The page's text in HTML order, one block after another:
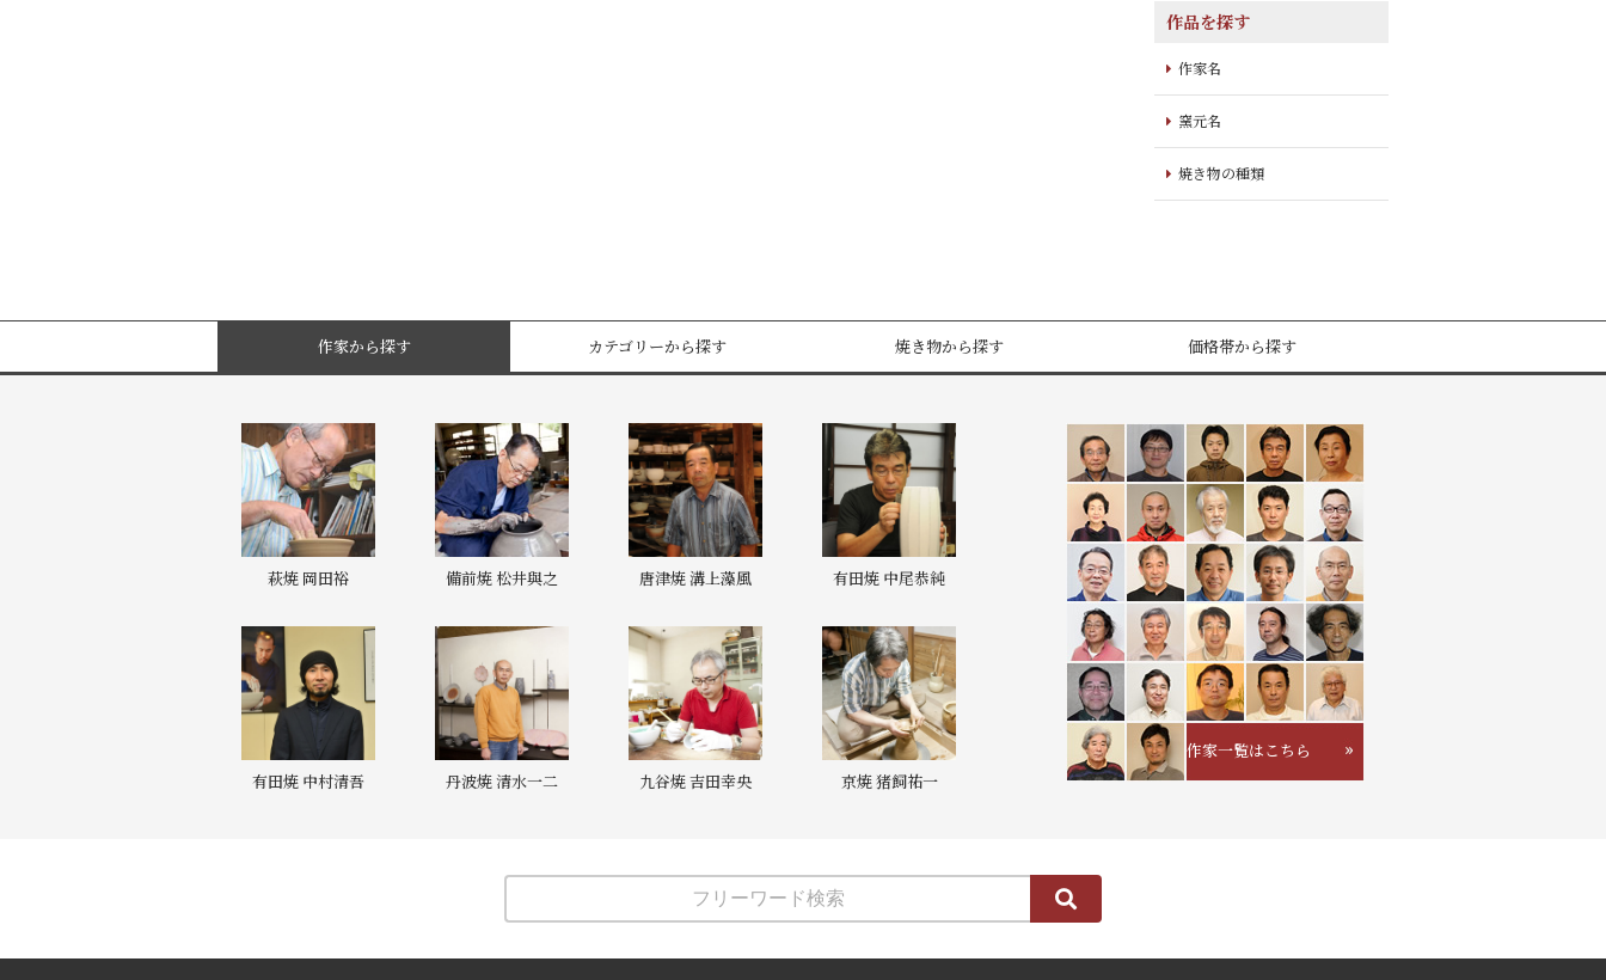
作品を探す
作家名
窯元名
焼き物の種類
作家から探す カテゴリーから探す 焼き物から探す 価格帯から探す
萩焼 岡田裕 備前焼 松井與之 唐津焼 溝上藻風 有田焼 中尾恭純
有田焼 中村清吾 丹波焼 清水一二 九谷焼 吉田幸央 京焼 猪飼祐一
作家一覧はこちら